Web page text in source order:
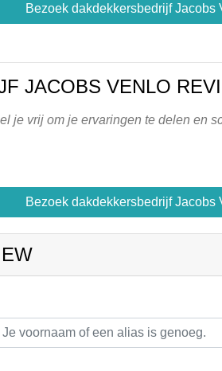
Bezoek dakdekkersbedrijf Jacobs
JACOBS VENLO
je vrij om je ervaringen te delen en
Bezoek dakdekkersbedrijf Jacobs